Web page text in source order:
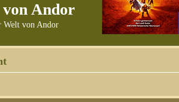
Andor
Welt von Andor